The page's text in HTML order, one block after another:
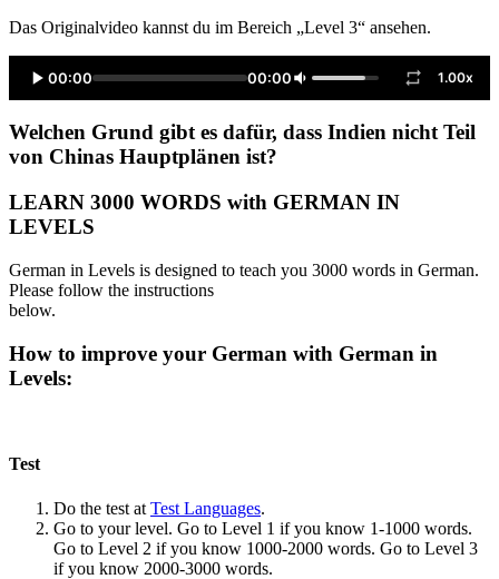
Das Originalvideo kannst du im Bereich „Level 3“ ansehen.
00:00 00:00 1.00x
Welchen Grund gibt es dafür, dass Indien nicht Teil
von Chinas Hauptplänen ist?
LEARN 3000 WORDS with GERMAN IN
LEVELS
German in Levels is designed to teach you 3000 words in German.
Please follow the instructions
below.
How to improve your German with German in
Levels:
Test
Do the test at Test Languages.
Go to your level. Go to Level 1 if you know 1-1000 words.
Go to Level 2 if you know 1000-2000 words. Go to Level 3
if you know 2000-3000 words.